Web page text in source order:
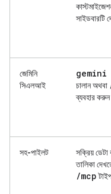
সাইডবারটি
জেমিনি
সিএলআই
চালান অথবা
ব্যবহার
সহ-পাইলট
সক্রিয় ডেটা
তালিকা
/mcp